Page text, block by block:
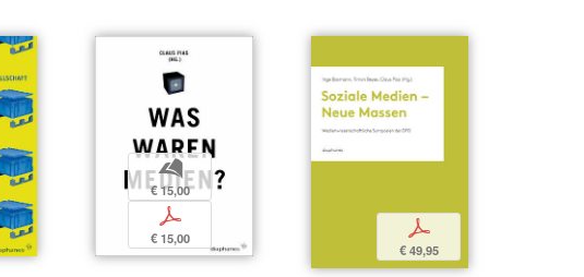
b
€ 15,00
p
€ 15,00 p
€ 49,95